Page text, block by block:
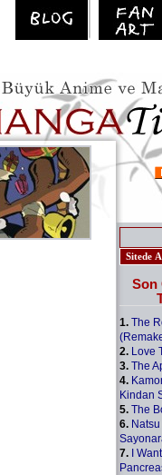
Son
1. The
2. Love
3. The
4.
Kindan
5. The
6. Natsu
7. I